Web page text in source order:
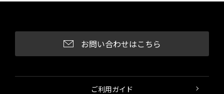
お問い合わせはこちら
ご利用ガイド